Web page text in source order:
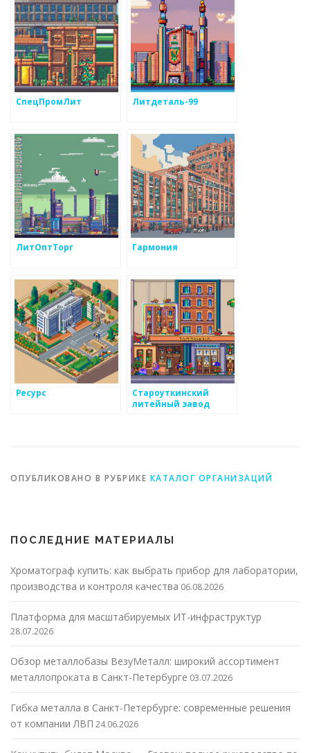
СпецПромЛит Литдеталь-99
ЛитОптТорг Гармония
Ресурс
Староуткинский
литейный завод
ОПУБЛИКОВАНО В РУБРИКЕ КАТАЛОГ ОРГАНИЗАЦИЙ
ПОСЛЕДНИЕ МАТЕРИАЛЫ
Хроматограф купить: как выбрать прибор для лаборатории,
производства и контроля качества 06.08.2026
Платформа для масштабируемых ИТ-инфраструктур
28.07.2026
Обзор металлобазы ВезуМеталл: широкий ассортимент
металлопроката в Санкт-Петербурге 03.07.2026
Гибка металла в Санкт-Петербурге: современные решения
от компании ЛВП 24.06.2026